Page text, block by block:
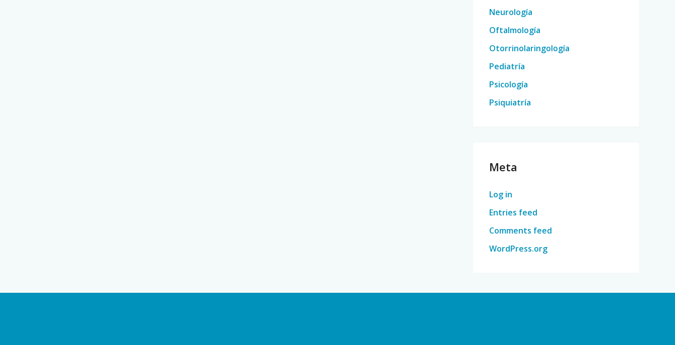
Neurología
Oftalmología
Otorrinolaringología
Pediatría
Psicología
Psiquiatría
Meta
Log in
Entries feed
Comments feed
WordPress.org